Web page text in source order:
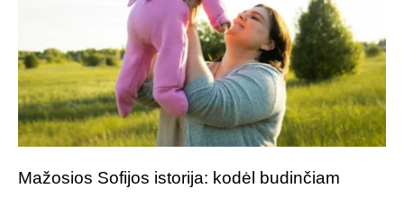
Mažosios Sofijos istorija: kodėl budinčiam